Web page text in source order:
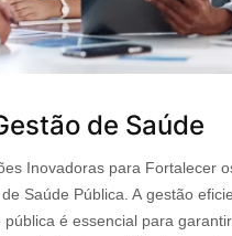
de Saúde
Inovadoras para Fortalecer
Saúde Pública. A gestão
pública é essencial para